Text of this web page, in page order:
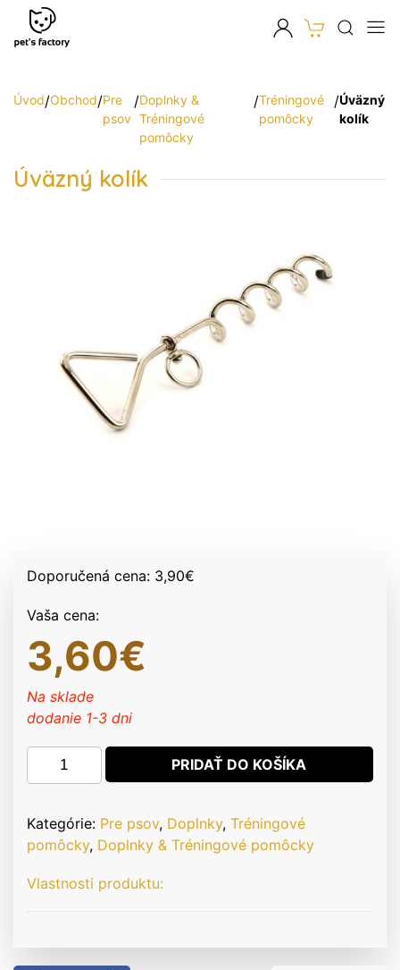
Úvod/Obchod/Pre
psov
/Doplnky &
Tréningové
pomôcky
/Tréningové
pomôcky
/Úväzný
kolík
Úväzný kolík
Doporučená cena: 3,90€
Vaša cena:
3,60€
Na sklade
dodanie 1-3 dni
množstvo
Úväzný
PRIDAŤ DO KOŠÍKA
Kategórie: Pre psov, Doplnky, Tréningové
pomôcky, Doplnky & Tréningové pomôcky
Vlastnosti produktu: